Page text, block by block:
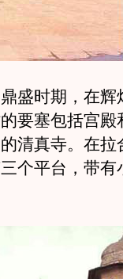
时期，在辉
要塞包括宫殿
清真寺。在拉
个平台，带有